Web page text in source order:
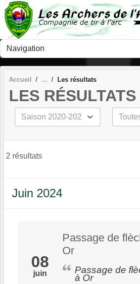
Accueil Les résultats
LES RÉSULTATS
2 résultats
Juin 2024
08
juin
Passage de
Or
Passage de flèche Rouge
à Or
Panneau de gestion des cookies